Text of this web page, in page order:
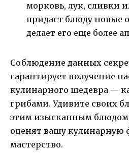
морковь, лук, сливки
придаст блюду новые
делает его еще более
Соблюдение данных
гарантирует получение
кулинарного шедевра —
грибами. Удивите своих
этим изысканным
оценят вашу кулинарную
мастерство.